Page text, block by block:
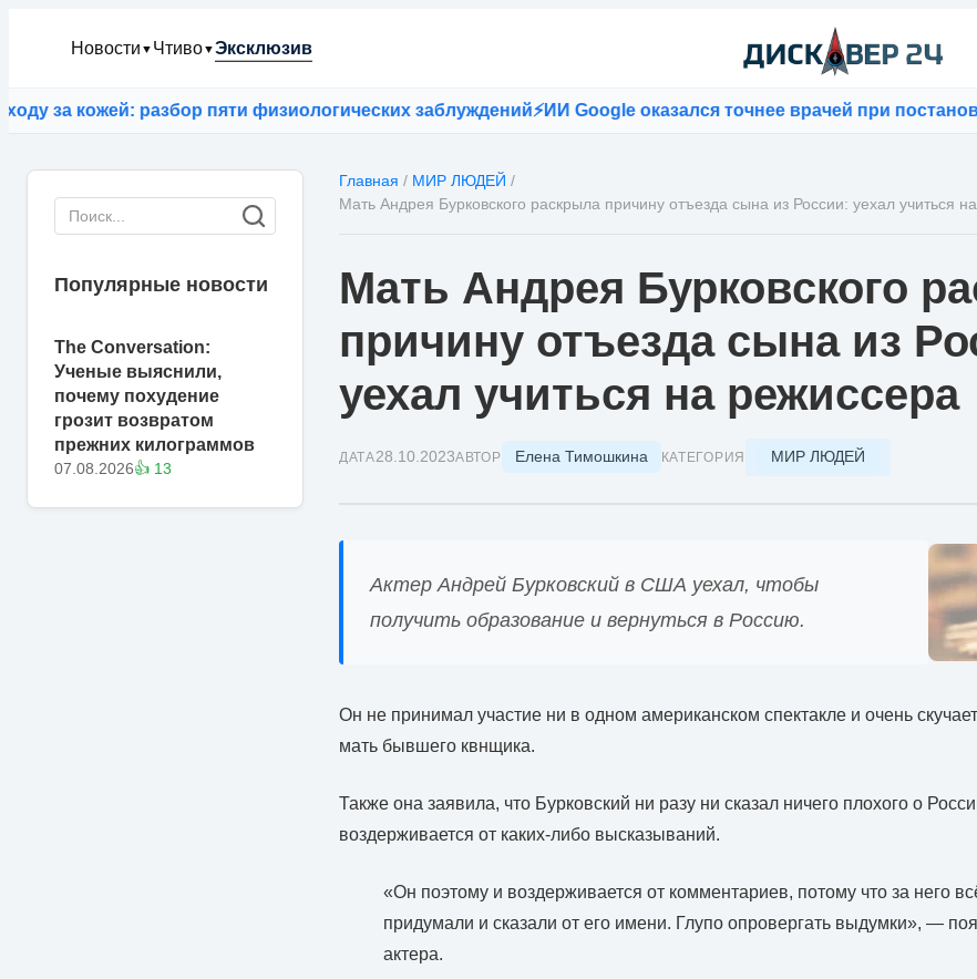
Новости ▼ Чтиво▼Эксклюзив
кожей: разбор пяти физиологических заблуждений⚡ИИ Google оказался точнее врачей при постановке
Популярные новости
The Conversation:
Ученые выяснили,
почему похудение
грозит возвратом
прежних килограммов
07.08.2026👍 13
Главная / МИР ЛЮДЕЙ /
Мать Андрея Бурковского раскрыла причину отъезда сына из России: уехал учиться
Мать Андрея Бурковского
причину отъезда сына из
уехал учиться на режиссера
ДАТА28.10.2023АВТОР Елена Тимошкина КАТЕГОРИЯ МИР ЛЮДЕЙ
Актер Андрей Бурковский в США уехал, чтобы
получить образование и вернуться в Россию.
Он не принимал участие ни в одном американском спектакле и очень
мать бывшего квнщика.
Также она заявила, что Бурковский ни разу ни сказал ничего плохого о
воздерживается от каких-либо высказываний.
«Он поэтому и воздерживается от комментариев, потому что за него
придумали и сказали от его имени. Глупо опровергать выдумки», —
актера.